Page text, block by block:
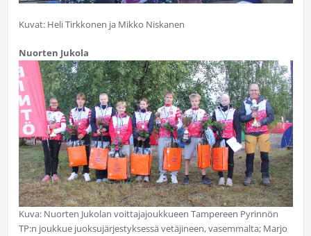
Kuvat: Heli Tirkkonen ja Mikko Niskanen
Nuorten Jukola
Kuva: Nuorten Jukolan voittajajoukkueen Tampereen Pyrinnön
TP:n joukkue juoksujärjestyksessä vetäjineen, vasemmalta; Marjo